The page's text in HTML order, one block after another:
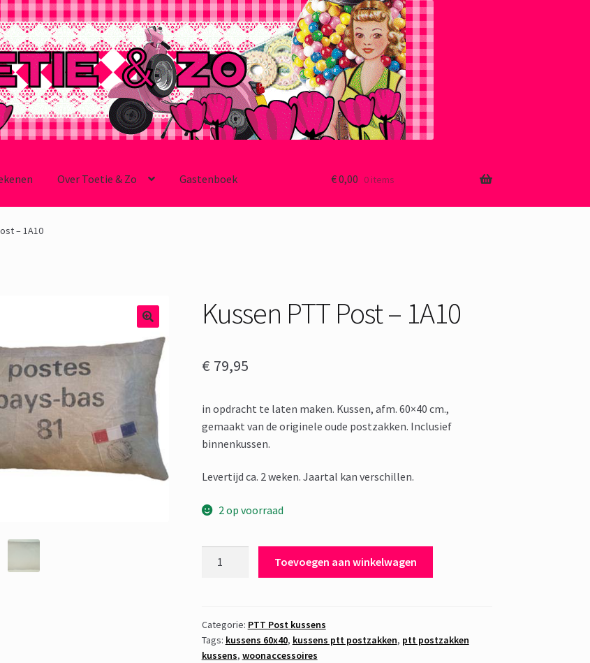
Over Toetie & Zo Gastenboek €0,00 0 items
– 1A10
Kussen PTT Post – 1A10
€ 79,95
in opdracht te laten maken. Kussen, afm. 60×40 cm.,
gemaakt van de originele oude postzakken. Inclusief
binnenkussen.
Levertijd ca. 2 weken. Jaartal kan verschillen.
2 op voorraad
1A10
aantal
Toevoegen aan winkelwagen
Categorie: PTT Post kussens
Tags: kussens 60x40, kussens ptt postzakken, ptt postzakken
kussens, woonaccessoires